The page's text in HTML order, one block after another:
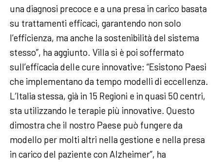
una diagnosi precoce e a una presa in carico basata
su trattamenti efficaci, garantendo non solo
l’efficienza, ma anche la sostenibilità del sistema
stesso”, ha aggiunto. Villa si è poi soffermato
sull’efficacia delle cure innovative: “Esistono Paesi
che implementano da tempo modelli di eccellenza.
L’Italia stessa, già in 15 Regioni e in quasi 50 centri,
sta utilizzando le terapie più innovative. Questo
dimostra che il nostro Paese può fungere da
modello per molti altri nella gestione e nella presa
in carico del paziente con Alzheimer”, ha